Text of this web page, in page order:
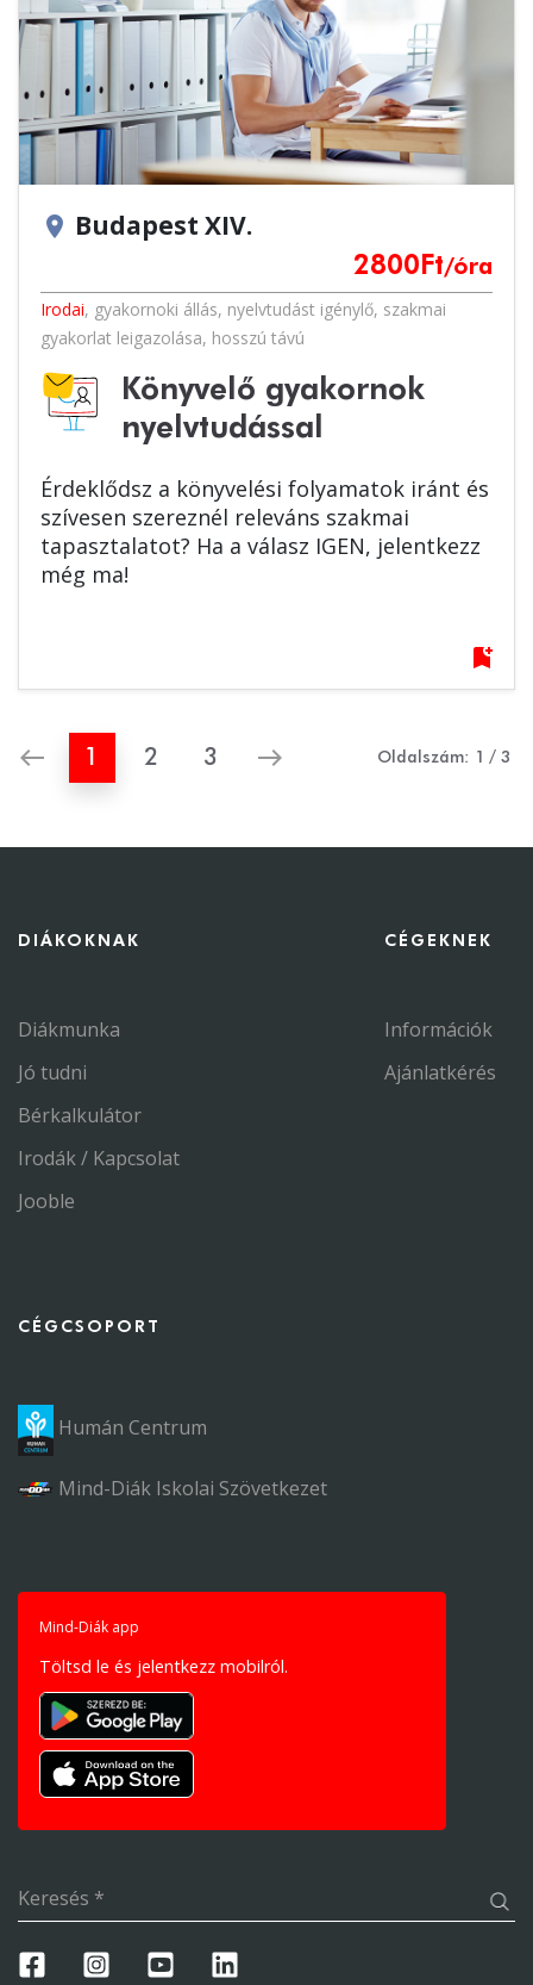
location_on Budapest XIV.
2800 Ft/óra
Irodai, gyakornoki állás, nyelvtudást igénylő, szakmai
gyakorlat leigazolása, hosszú távú
Könyvelő gyakornok
nyelvtudással
Érdeklődsz a könyvelési folyamatok iránt és
szívesen szereznél releváns szakmai
tapasztalatot? Ha a válasz IGEN, jelentkezz
még ma!
bookmark_add
west 1 2 3 east Oldalszám: 1 / 3
DIÁKOKNAK
Diákmunka
Jó tudni
Bérkalkulátor
Irodák / Kapcsolat
Jooble
CÉGEKNEK
Információk
Ajánlatkérés
CÉGCSOPORT
Humán Centrum
Mind-Diák Iskolai Szövetkezet
Mind-Diák app
Töltsd le és jelentkezz mobilról.
Keresés *